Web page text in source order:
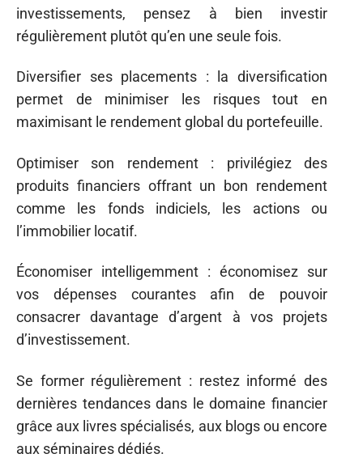
investissements, pensez à bien investir
régulièrement plutôt qu’en une seule fois.
Diversifier ses placements : la diversification
permet de minimiser les risques tout en
maximisant le rendement global du portefeuille.
Optimiser son rendement : privilégiez des
produits financiers offrant un bon rendement
comme les fonds indiciels, les actions ou
l’immobilier locatif.
Économiser intelligemment : économisez sur
vos dépenses courantes afin de pouvoir
consacrer davantage d’argent à vos projets
d’investissement.
Se former régulièrement : restez informé des
dernières tendances dans le domaine financier
grâce aux livres spécialisés, aux blogs ou encore
aux séminaires dédiés.